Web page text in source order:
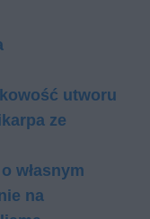
utworu
ze
własnym
na